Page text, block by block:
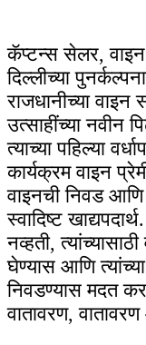
कॅप्टन्स सेलर,
दिल्लीच्या
राजधानीच्या
उत्साहींच्या नवीन
त्याच्या पहिल्या
कार्यक्रम वाइन
वाइनची निवड आणि
स्वादिष्ट
नव्हती,
घेण्यास आणि
निवडण्यास मदत
वातावरण,